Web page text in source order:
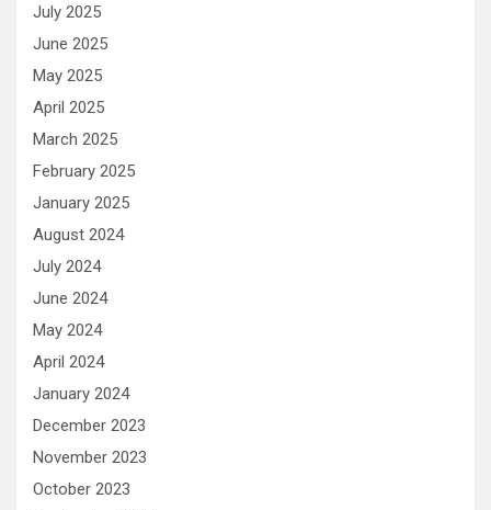
July 2025
June 2025
May 2025
April 2025
March 2025
February 2025
January 2025
August 2024
July 2024
June 2024
May 2024
April 2024
January 2024
December 2023
November 2023
October 2023